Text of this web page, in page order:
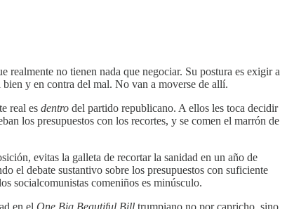
realmente no tienen nada que negociar. Su postura es exigir a
y en contra del mal. No van a moverse de allí.
real es dentro del partido republicano. A ellos les toca decidir
los presupuestos con los recortes, y se comen el marrón de
evitas la galleta de recortar la sanidad en un año de
el debate sustantivo sobre los presupuestos con suficiente
socialcomunistas comeniños es minúsculo.